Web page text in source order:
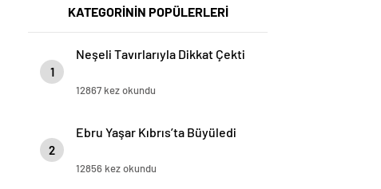
KATEGORİNİN POPÜLERLERİ
1
Neşeli Tavırlarıyla Dikkat Çekti
12867 kez okundu
2
Ebru Yaşar Kıbrıs’ta Büyüledi
12856 kez okundu